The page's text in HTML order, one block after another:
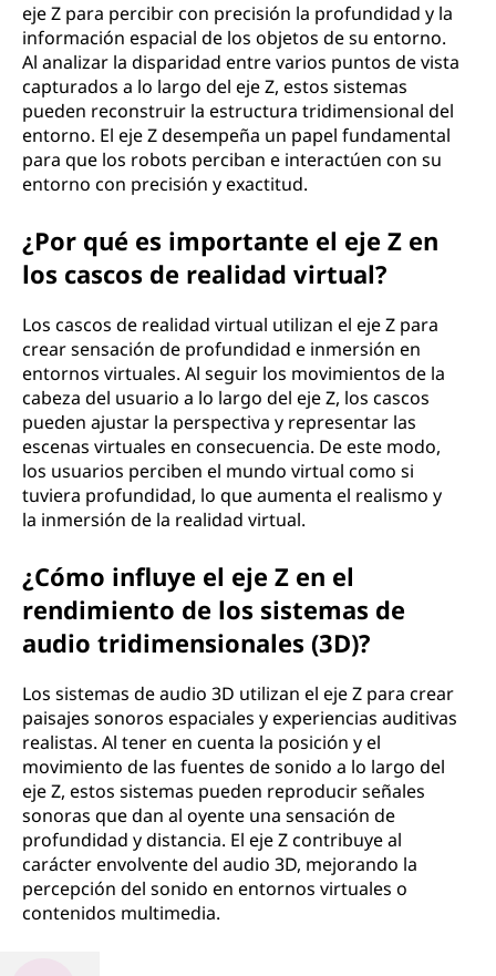
eje Z para percibir con precisión la profundidad y la
información espacial de los objetos de su entorno.
Al analizar la disparidad entre varios puntos de vista
capturados a lo largo del eje Z, estos sistemas
pueden reconstruir la estructura tridimensional del
entorno. El eje Z desempeña un papel fundamental
para que los robots perciban e interactúen con su
entorno con precisión y exactitud.
¿Por qué es importante el eje Z en
los cascos de realidad virtual?
Los cascos de realidad virtual utilizan el eje Z para
crear sensación de profundidad e inmersión en
entornos virtuales. Al seguir los movimientos de la
cabeza del usuario a lo largo del eje Z, los cascos
pueden ajustar la perspectiva y representar las
escenas virtuales en consecuencia. De este modo,
los usuarios perciben el mundo virtual como si
tuviera profundidad, lo que aumenta el realismo y
la inmersión de la realidad virtual.
¿Cómo influye el eje Z en el
rendimiento de los sistemas de
audio tridimensionales (3D)?
Los sistemas de audio 3D utilizan el eje Z para crear
paisajes sonoros espaciales y experiencias auditivas
realistas. Al tener en cuenta la posición y el
movimiento de las fuentes de sonido a lo largo del
eje Z, estos sistemas pueden reproducir señales
sonoras que dan al oyente una sensación de
profundidad y distancia. El eje Z contribuye al
carácter envolvente del audio 3D, mejorando la
percepción del sonido en entornos virtuales o
contenidos multimedia.